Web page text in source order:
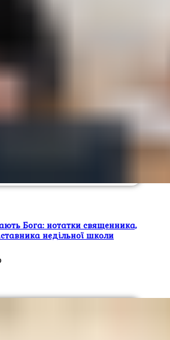
Бога: нотатки священника,
недільної школи